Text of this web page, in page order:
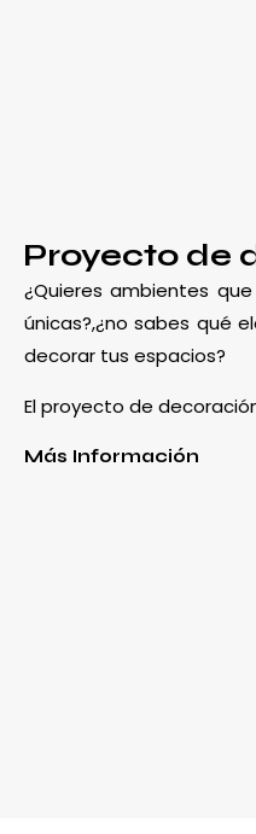
Proyecto de
¿Quieres ambientes
únicas?,¿no sabes qué
decorar tus espacios?
El proyecto de
Más Información